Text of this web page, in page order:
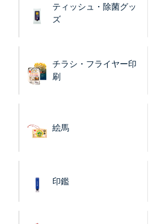
ティッシュ・除菌グッ
ズ
チラシ・フライヤー印
刷
絵馬
印鑑